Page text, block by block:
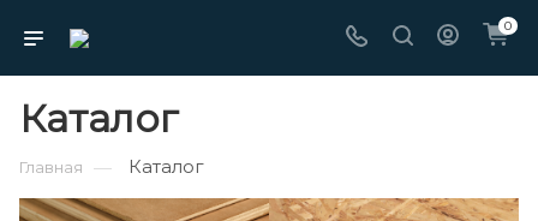
0
Каталог
Главная — Каталог